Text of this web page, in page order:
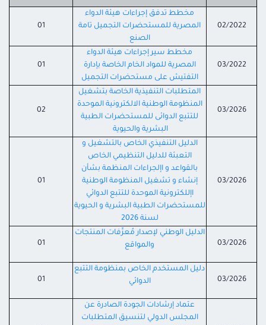
02/2022
مخطط تدفق إجراءات هيئة الدواء
المصرية للمستحضرات التجميل تامة
الصنع
01
03/2022
مخطط سير إجراءات هيئة الدواء
المصرية للمواد الخام الخاصة بإدارة
التفتيش على مستحضرات التجميل
01
03/2026
المتطلبات التنفيذية الخاصة بتشغيل
المنظومة الوطنية الالكترونية الموحدة
للتتبع الدوائى للمستحضرات الطبية
البشرية والحيوية
02
03/2026
الدليل التنفيذي الخاص بالتشغيل و
التعبئة للدليل التنظيمي الخاص
بالقواعد و اإلجراءات المنظمة بشأن
إنشاء و تشغيل المنظومة الوطنية
اإللكترونية الموحدة للتتبع الدوائي
للمستحضرات الطبية البشرية و الحيوية
لسنة 2026
01
03/2026
الدليل الوطني لإصدار مُعرِّفات المنتجات
والمواقع
01
03/2026
دليل المستخدم الخاص بمنظومة التتبع
الدوائي
01
عتماد إرشادات الجودة الصادرة عن
المجلس الدولي لتنسيق المتطلبات